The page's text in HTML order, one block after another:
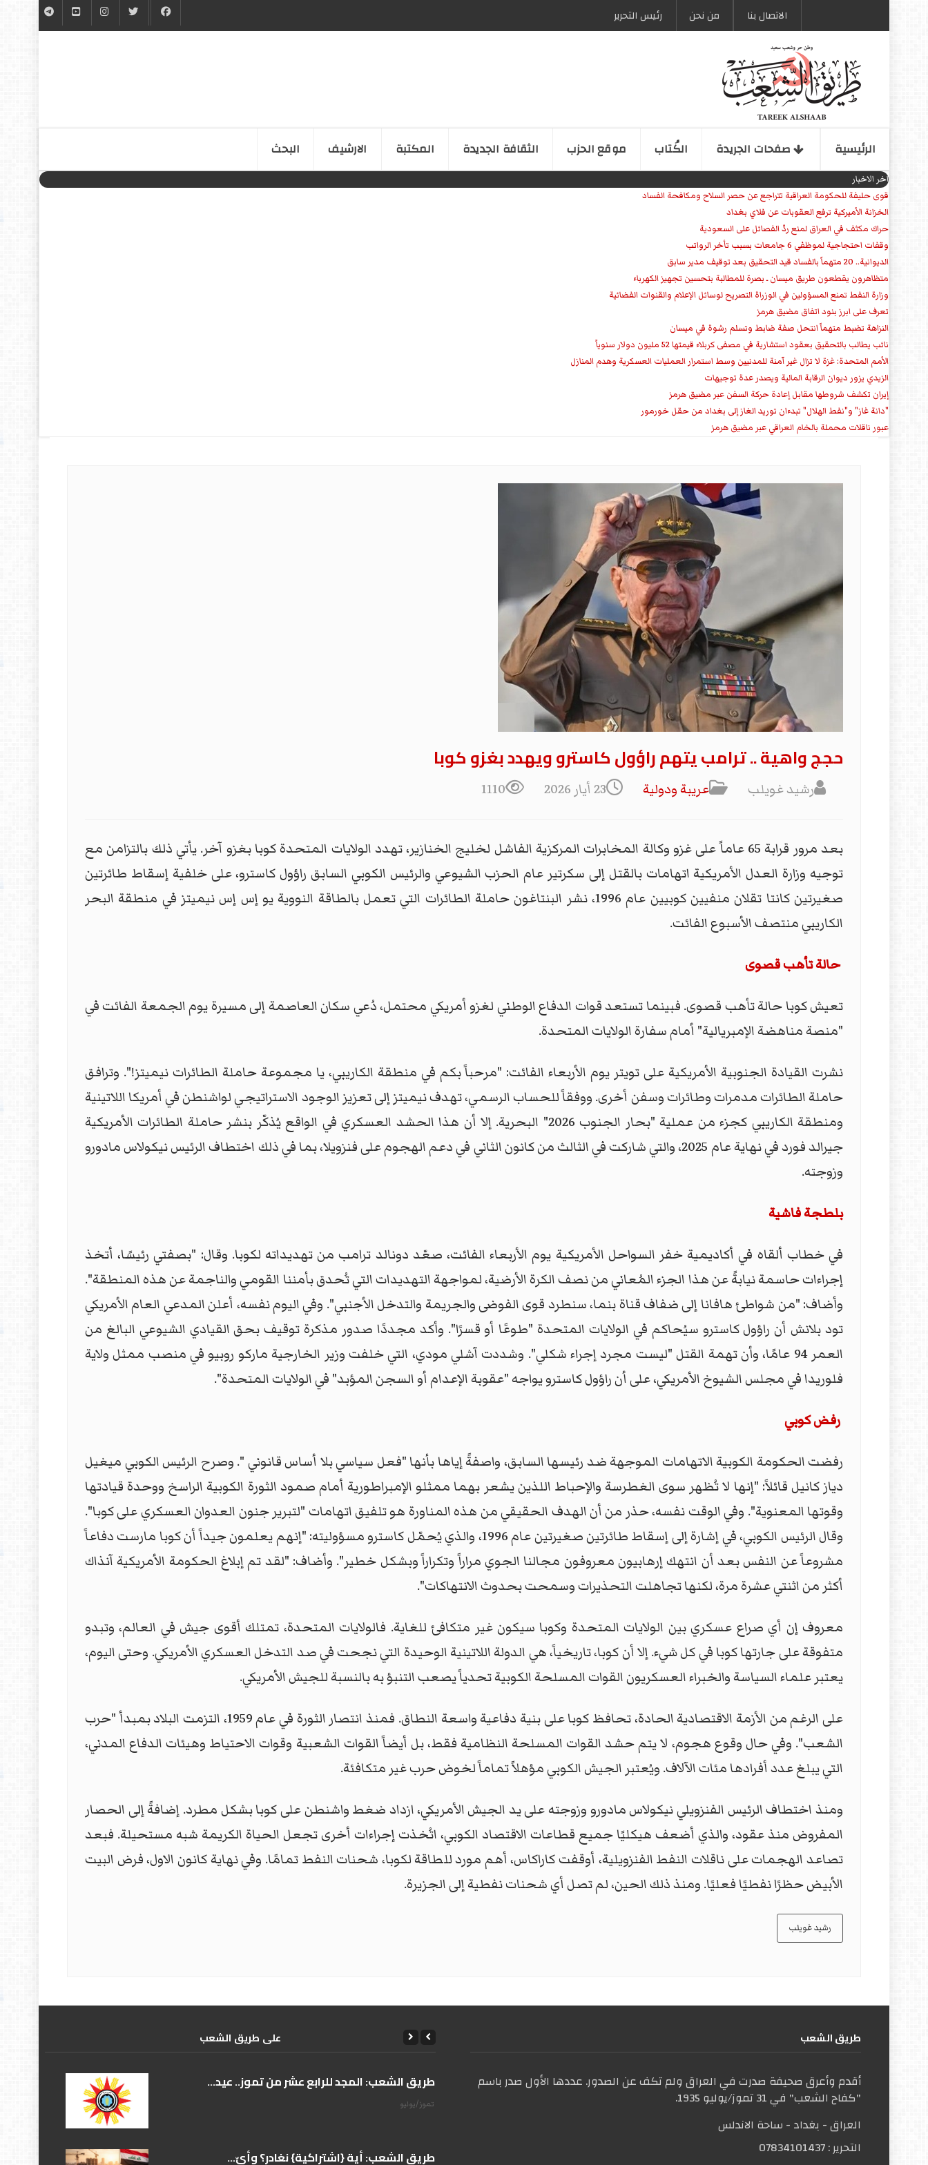
الاتصال بنا من نحن رئیس التحریر
الرئیسیة صفحات الجریدة الكُتاب موقع الحزب الثقافة الجدیدة المكتبة الارشیف البحث
اخر الاخبار
قوى حليفة للحكومة العراقية تتراجع عن حصر السلاح ومكافحة الفساد
الخزانة الأميركية ترفع العقوبات عن فلاي بغداد
حراك مكثف في العراق لمنع ردّ الفصائل على السعودية
وقفات احتجاجية لموظفي 6 جامعات بسبب تأخر الرواتب
الديوانية.. 20 متهماً بالفساد قيد التحقيق بعد توقيف مدير سابق
متظاهرون يقطعون طريق ميسان ـ بصرة للمطالبة بتحسين تجهيز الكهرباء
وزارة النفط تمنع المسؤولين في الوزراة التصريح لوسائل الإعلام والقنوات الفضائية
تعرف على ابرز بنود اتفاق مضيق هرمز
النزاهة تضبط متهماً انتحل صفة ضابط وتسلم رشوة في ميسان
نائب يطالب بالتحقيق بعقود استشارية في مصفى كربلاء قيمتها 52 مليون دولار سنوياً
الأمم المتحدة: غزة لا تزال غير آمنة للمدنيين وسط استمرار العمليات العسكرية وهدم المنازل
الزيدي يزور ديوان الرقابة المالية ويصدر عدة توجيهات
إيران تكشف شروطها مقابل إعادة حركة السفن عبر مضيق هرمز
"دانة غاز" و"نفط الهلال" تبدءان توريد الغاز إلى بغداد من حقل خورمور
عبور ناقلات محملة بالخام العراقي عبر مضيق هرمز
حجج واهية .. ترامب يتهم راؤول كاسترو ويهدد بغزو كوبا
رشيد غويلب عریبة ودولیة 23 أيار 2026 1110
بعد مرور قرابة 65 عاماً على غزو وكالة المخابرات المركزية الفاشل لخليج الخنازير، تهدد الولايات المتحدة كوبا بغزو آخر. يأتي ذلك بالتزامن مع
توجيه وزارة العدل الأمريكية اتهامات بالقتل إلى سكرتير عام الحزب الشيوعي والرئيس الكوبي السابق راؤول كاسترو، على خلفية إسقاط طائرتين
صغيرتين كانتا تقلان منفيين كوبيين عام 1996، نشر البنتاغون حاملة الطائرات التي تعمل بالطاقة النووية يو إس إس نيميتز في منطقة البحر
الكاريبي منتصف الأسبوع الفائت.
حالة تأهب قصوى
تعيش كوبا حالة تأهب قصوى. فبينما تستعد قوات الدفاع الوطني لغزو أمريكي محتمل، دُعي سكان العاصمة إلى مسيرة يوم الجمعة الفائت في
"منصة مناهضة الإمبريالية" أمام سفارة الولايات المتحدة.
نشرت القيادة الجنوبية الأمريكية على تويتر يوم الأربعاء الفائت: "مرحباً بكم في منطقة الكاريبي، يا مجموعة حاملة الطائرات نيميتز!". وترافق
حاملة الطائرات مدمرات وطائرات وسفن أخرى. ووفقاً للحساب الرسمي، تهدف نيميتز إلى تعزيز الوجود الاستراتيجي لواشنطن في أمريكا اللاتينية
ومنطقة الكاريبي كجزء من عملية "بحار الجنوب 2026" البحرية. إلا أن هذا الحشد العسكري في الواقع يُذكّر بنشر حاملة الطائرات الأمريكية
جيرالد فورد في نهاية عام 2025، والتي شاركت في الثالث من كانون الثاني في دعم الهجوم على فنزويلا، بما في ذلك اختطاف الرئيس نيكولاس مادورو
وزوجته.
بلطجة فاشية
في خطاب ألقاه في أكاديمية خفر السواحل الأمريكية يوم الأربعاء الفائت، صعّد دونالد ترامب من تهديداته لكوبا. وقال: "بصفتي رئيسًا، أتخذ
إجراءات حاسمة نيابةً عن هذا الجزء المُعاني من نصف الكرة الأرضية، لمواجهة التهديدات التي تُحدق بأمننا القومي والناجمة عن هذه المنطقة".
وأضاف: "من شواطئ هافانا إلى ضفاف قناة بنما، سنطرد قوى الفوضى والجريمة والتدخل الأجنبي". وفي اليوم نفسه، أعلن المدعي العام الأمريكي
تود بلانش أن راؤول كاسترو سيُحاكم في الولايات المتحدة "طوعًا أو قسرًا". وأكد مجددًا صدور مذكرة توقيف بحق القيادي الشيوعي البالغ من
العمر 94 عامًا، وأن تهمة القتل "ليست مجرد إجراء شكلي". وشددت آشلي مودي، التي خلفت وزير الخارجية ماركو روبيو في منصب ممثل ولاية
فلوريدا في مجلس الشيوخ الأمريكي، على أن راؤول كاسترو يواجه "عقوبة الإعدام أو السجن المؤبد" في الولايات المتحدة".
رفض كوبي
رفضت الحكومة الكوبية الاتهامات الموجهة ضد رئيسها السابق، واصفةً إياها بأنها "فعل سياسي بلا أساس قانوني ". وصرح الرئيس الكوبي ميغيل
دياز كانيل قائلاً: "إنها لا تُظهر سوى الغطرسة والإحباط اللذين يشعر بهما ممثلو الإمبراطورية أمام صمود الثورة الكوبية الراسخ ووحدة قيادتها
وقوتها المعنوية". وفي الوقت نفسه، حذر من أن الهدف الحقيقي من هذه المناورة هو تلفيق اتهامات "لتبرير جنون العدوان العسكري على كوبا".
وقال الرئيس الكوبي، في إشارة إلى إسقاط طائرتين صغيرتين عام 1996، والذي يُحمّل كاسترو مسؤوليته: "إنهم يعلمون جيداً أن كوبا مارست دفاعاً
مشروعاً عن النفس بعد أن انتهك إرهابيون معروفون مجالنا الجوي مراراً وتكراراً وبشكل خطير". وأضاف: "لقد تم إبلاغ الحكومة الأمريكية آنذاك
أكثر من اثنتي عشرة مرة، لكنها تجاهلت التحذيرات وسمحت بحدوث الانتهاكات".
معروف إن أي صراع عسكري بين الولايات المتحدة وكوبا سيكون غير متكافئ للغاية. فالولايات المتحدة، تمتلك أقوى جيش في العالم، وتبدو
متفوقة على جارتها كوبا في كل شيء. إلا أن كوبا، تاريخياً، هي الدولة اللاتينية الوحيدة التي نجحت في صد التدخل العسكري الأمريكي. وحتى اليوم،
يعتبر علماء السياسة والخبراء العسكريون القوات المسلحة الكوبية تحدياً يصعب التنبؤ به بالنسبة للجيش الأمريكي.
على الرغم من الأزمة الاقتصادية الحادة، تحافظ كوبا على بنية دفاعية واسعة النطاق. فمنذ انتصار الثورة في عام 1959، التزمت البلاد بمبدأ "حرب
الشعب". وفي حال وقوع هجوم، لا يتم حشد القوات المسلحة النظامية فقط، بل أيضاً القوات الشعبية وقوات الاحتياط وهيئات الدفاع المدني،
التي يبلغ عدد أفرادها مئات الآلاف. ويُعتبر الجيش الكوبي مؤهلاً تماماً لخوض حرب غير متكافئة.
ومنذ اختطاف الرئيس الفنزويلي نيكولاس مادورو وزوجته على يد الجيش الأمريكي، ازداد ضغط واشنطن على كوبا بشكل مطرد. إضافةً إلى الحصار
المفروض منذ عقود، والذي أضعف هيكليًا جميع قطاعات الاقتصاد الكوبي، اتُخذت إجراءات أخرى تجعل الحياة الكريمة شبه مستحيلة. فبعد
تصاعد الهجمات على ناقلات النفط الفنزويلية، أوقفت كاراكاس، أهم مورد للطاقة لكوبا، شحنات النفط تمامًا. وفي نهاية كانون الاول، فرض البيت
الأبيض حظرًا نفطيًا فعليًا. ومنذ ذلك الحين، لم تصل أي شحنات نفطية إلى الجزيرة.
رشيد غويلب
طریق الشعب
أقدم وأعرق صحيفة صدرت في العراق ولم تكف عن الصدور. عددها الأول صدر باسم
"كفاح الشعب" في 31 تموز/يوليو 1935.
العراق - بغداد - ساحة الاندلس
التحریر :07834101437
علی طریق الشعب
على طريق الشعب: المجد للرابع عشر من تموز.. عيد...
على طريق الشعب: أية {اشتراكية} نغادر؟ وأيّ...